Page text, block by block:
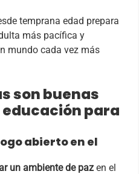
temprana edad prepara
más pacífica y
mundo cada vez más
son buenas
para
abierto en el
un ambiente de paz en el